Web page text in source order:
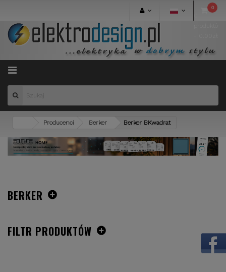
0
Menu
Producenci Berker Berker BKwadrat
BERKER
FILTR PRODUKTÓW